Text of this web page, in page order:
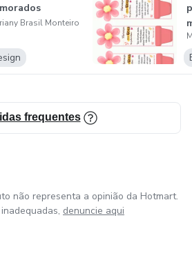
Brasil Monteiro
frequentes
não representa a opinião da Hotmart.
denuncie aqui